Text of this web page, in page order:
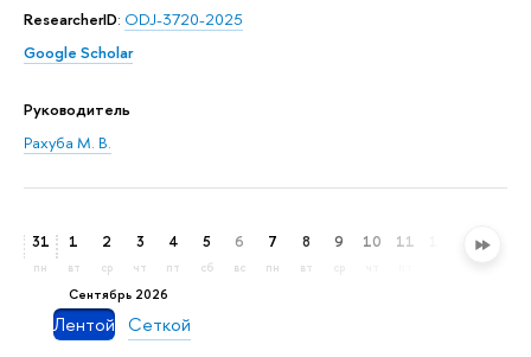
ResearcherID: ODJ-3720-2025
Google Scholar
Руководитель
Рахуба М. В.
31
пн
сентябрь 2026
1
вт
2
ср
3
чт
4
пт
5
сб
6
вс
7
пн
8
вт
9 10 11 13
Лентой Сеткой